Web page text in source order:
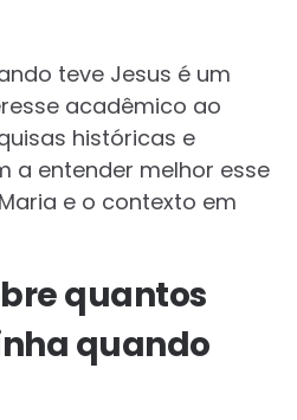
teve Jesus é um
acadêmico ao
históricas e
a entender melhor esse
e o contexto em
quantos
quando